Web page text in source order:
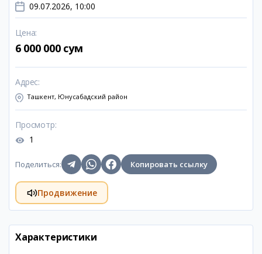
09.07.2026, 10:00
Цена:
6 000 000 сум
Адрес:
Ташкент, Юнусабадский район
Просмотр:
1
Поделиться: Копировать ссылку
Продвижение
Характеристики